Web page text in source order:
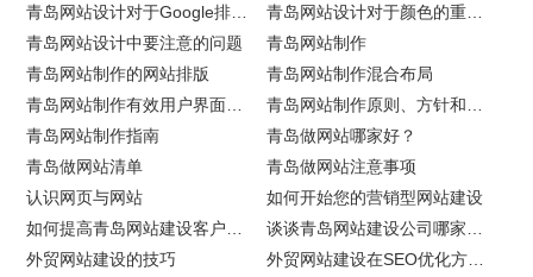
青岛网站设计中要注意的问题
青岛网站制作
青岛网站制作的网站排版
青岛网站制作混合布局
青岛网站制作指南
青岛做网站哪家好？
青岛做网站清单
青岛做网站注意事项
认识网页与网站
如何开始您的营销型网站建设
外贸网站建设的技巧